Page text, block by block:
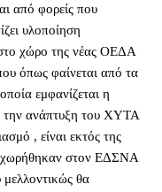
από φορείς που
υλοποίηση
χώρο της νέας ΟΕΔΑ
όπως φαίνεται από τα
εμφανίζεται η
την ανάπτυξη του ΧΥΤΑ
, είναι εκτός της
στον ΕΔΣΝΑ
θα